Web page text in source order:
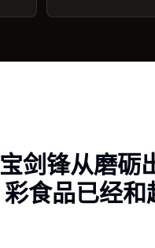
宝剑锋从磨砺
彩食品已经和